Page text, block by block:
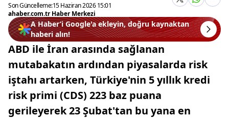
Son Güncelleme:15 Haziran 2026 15:01
ahaber.com.tr Haber Merkezi
A Haber’i Google'a ekleyin, doğru kaynaktan
haberi alın!
ABD ile İran arasında sağlanan
mutabakatın ardından piyasalarda risk
iştahı artarken, Türkiye'nin 5 yıllık kredi
risk primi (CDS) 223 baz puana
gerileyerek 23 Şubat'tan bu yana en